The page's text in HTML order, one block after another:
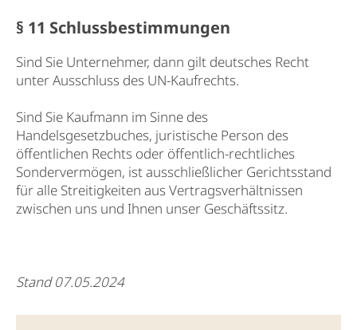
§ 11 Schlussbestimmungen
Sind Sie Unternehmer, dann gilt deutsches Recht
unter Ausschluss des UN-Kaufrechts.
Sind Sie Kaufmann im Sinne des
Handelsgesetzbuches, juristische Person des
öffentlichen Rechts oder öffentlich-rechtliches
Sondervermögen, ist ausschließlicher Gerichtsstand
für alle Streitigkeiten aus Vertragsverhältnissen
zwischen uns und Ihnen unser Geschäftssitz.
Stand 07.05.2024